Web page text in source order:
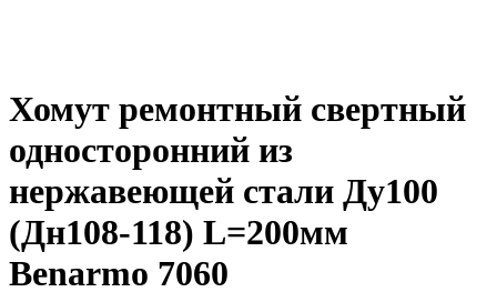
Хомут ремонтный свертный
односторонний из
нержавеющей стали Ду100
(Дн108-118) L=200мм
Benarmo 7060